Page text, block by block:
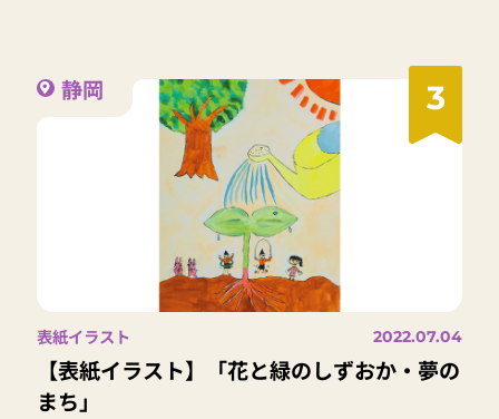
3
静岡
表紙イラスト 2022.07.04
【表紙イラスト】「花と緑のしずおか・夢の
まち」